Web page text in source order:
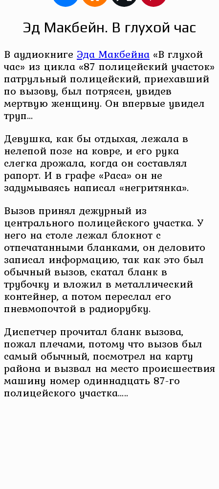
Эд Макбейн. В глухой час
В аудиокниге Эда Макбейна «В глухой
час» из цикла «87 полицейский участок»
патрульный полицейский, приехавший
по вызову, был потрясен, увидев
мертвую женщину. Он впервые увидел
труп…
Девушка, как бы отдыхая, лежала в
нелепой позе на ковре, и его рука
слегка дрожала, когда он составлял
рапорт. И в графе «Раса» он не
задумываясь написал «негритянка».
Вызов принял дежурный из
центрального полицейского участка. У
него на столе лежал блокнот с
отпечатанными бланками, он деловито
записал информацию, так как это был
обычный вызов, скатал бланк в
трубочку и вложил в металлический
контейнер, а потом переслал его
пневмопочтой в радиорубку.
Диспетчер прочитал бланк вызова,
пожал плечами, потому что вызов был
самый обычный, посмотрел на карту
района и вызвал на место происшествия
машину номер одиннадцать 87-го
полицейского участка…..